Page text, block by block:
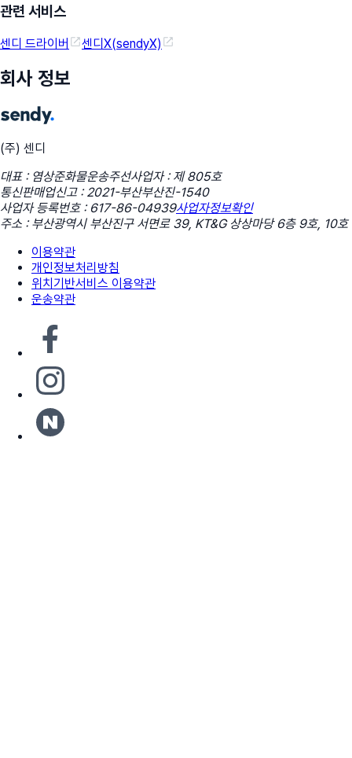
관련 서비스
센디 드라이버 센디X(sendyX)
회사 정보
(주) 센디
대표 : 염상준화물운송주선사업자 : 제 805호
통신판매업신고 : 2021-부산부산진-1540
사업자 등록번호 : 617-86-04939사업자정보확인
주소 : 부산광역시 부산진구 서면로 39, KT&G 상상마당 6층 9호, 10호
이용약관
개인정보처리방침
위치기반서비스 이용약관
운송약관